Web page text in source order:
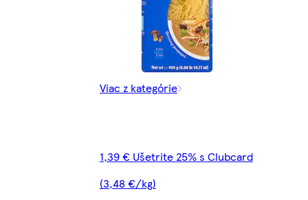
Viac z kategórie
1,39 € Ušetrite 25% s Clubcard
(3,48 €/kg)